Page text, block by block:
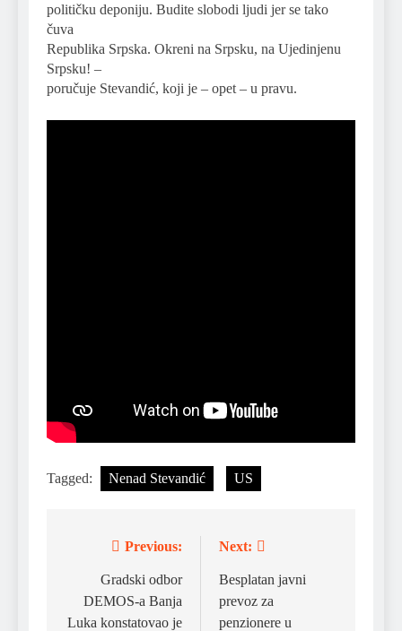
političku deponiju. Budite slobodi ljudi jer se tako
čuva
Republika Srpska. Okreni na Srpsku, na Ujedinjenu
Srpsku! –
poručuje Stevandić, koji je – opet – u pravu.
Tagged: Nenad Stevandić US
navigation
Previous:
Gradski odbor
DEMOS-a Banja
Luka konstatovao je
Next:
Besplatan javni
prevoz za
penzionere u